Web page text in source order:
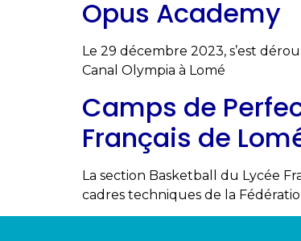
Opus Academy
Le 29 décembre 2023, s’est
Canal Olympia à Lomé
Camps de
Français de
La section Basketball du Lycée
cadres techniques de la